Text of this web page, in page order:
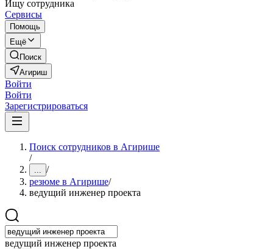
Ищу сотрудника
Сервисы
Помощь
Ещё
Поиск
Агириш
Войти
Войти
Зарегистрироваться
Поиск сотрудников в Агирише
/
... /
резюме в Агирише/
ведущий инженер проекта
ведущий инженер проекта